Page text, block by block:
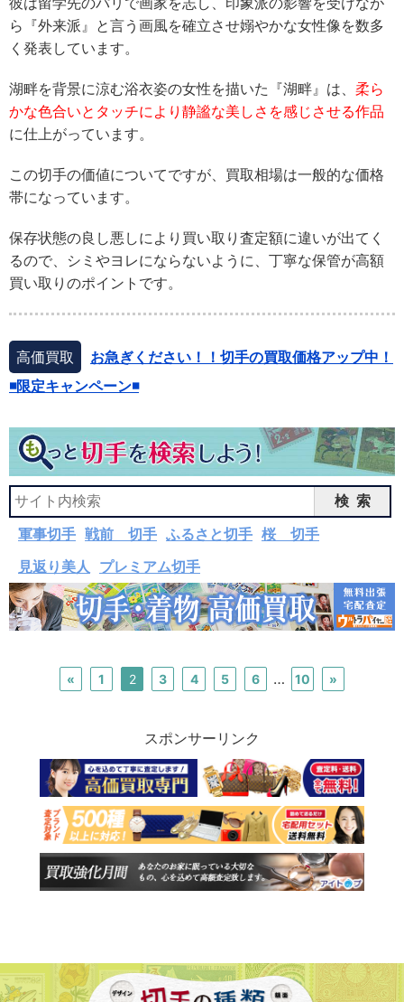
ら『外来派』と言う画風を確立させ嫋やかな女性像を数多
く発表しています。
湖畔を背景に涼む浴衣姿の女性を描いた『湖畔』は、 柔ら
かな色合いとタッチにより静謐な美しさを感じさせる作品
に仕上がっています。
この切手の価値についてですが、買取相場は一般的な価格
帯になっています。
保存状態の良し悪しにより買い取り査定額に違いが出てく
るので、シミやヨレにならないように、丁寧な保管が高額
買い取りのポイントです。
高価買取
お急ぎください！！切手の買取価格アップ中！
◾️限定キャンペーン◾️
検索
軍事切手 戦前 切手 ふるさと切手 桜 切手
見返り美人 プレミアム切手
« 1 2 3 4 5 6 … 10 »
スポンサーリンク